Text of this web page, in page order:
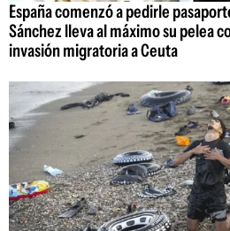
España comenzó a pedirle
Sánchez lleva al máximo su pelea
invasión migratoria a Ceuta